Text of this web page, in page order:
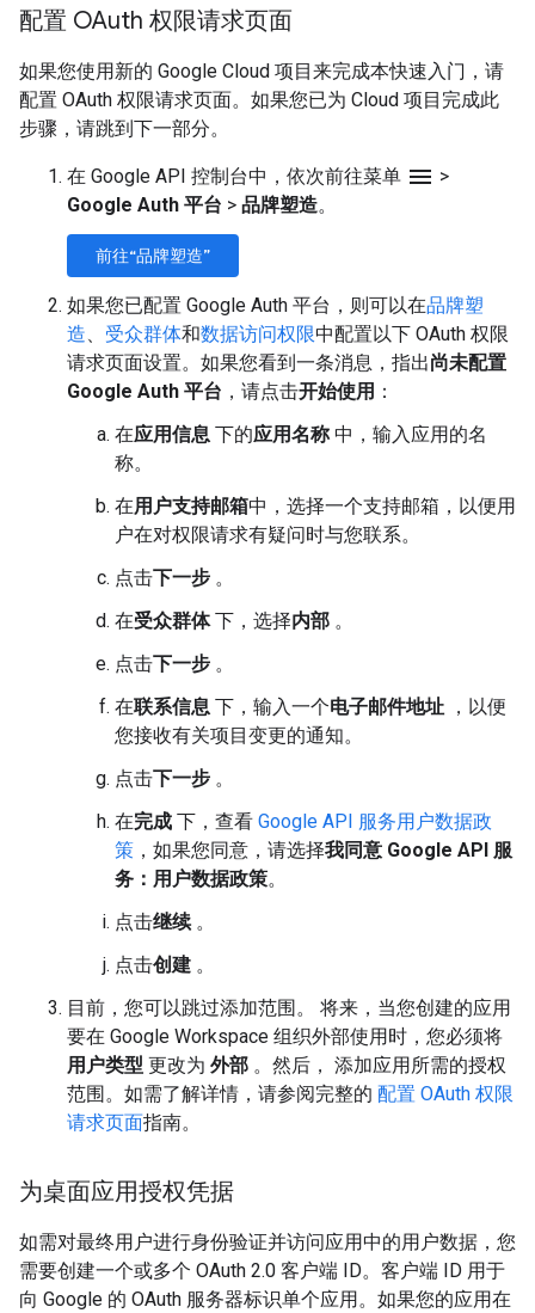
配置 OAuth 权限请求页面
如果您使用新的 Google Cloud 项目来完成本快速入门，请
配置 OAuth 权限请求页面。如果您已为 Cloud 项目完成此
步骤，请跳到下一部分。
在 Google API 控制台中，依次前往菜单 menu >
Google Auth 平台 > 品牌塑造。
前往“品牌塑造”
如果您已配置 Google Auth 平台，则可以在品牌塑
造、 受众群体和数据访问权限中配置以下 OAuth 权限
请求页面设置。如果您看到一条消息，指出尚未配置
Google Auth 平台 ，请点击开始使用 ：
在应用信息 下的应用名称中，输入应用的名
称。
在用户支持邮箱中，选择一个支持邮箱，以便用
户在对权限请求有疑问时与您联系。
点击下一步 。
在受众群体下，选择内部 。
点击下一步 。
在联系信息 下，输入一个电子邮件地址 ，以便
您接收有关项目变更的通知。
点击下一步 。
在完成 下，查看 Google API 服务用户数据政
策 ，如果您同意，请选择我同意 Google API 服
务：用户数据政策。
点击继续。
点击创建 。
目前，您可以跳过添加范围。 将来，当您创建的应用
要在 Google Workspace 组织外部使用时，您必须将
用户类型 更改为 外部 。然后， 添加应用所需的授权
范围。如需了解详情，请参阅完整的 配置 OAuth 权限
请求页面指南。
为桌面应用授权凭据
如需对最终用户进行身份验证并访问应用中的用户数据，您
需要创建一个或多个 OAuth 2.0 客户端 ID。客户端 ID 用于
向 Google 的 OAuth 服务器标识单个应用。如果您的应用在